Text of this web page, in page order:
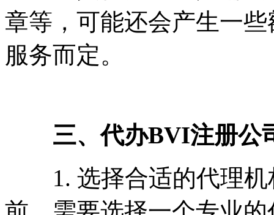
章等，可能还会产生一
服务而定。
三、代办BVI注册公
1. 选择合适的代理机